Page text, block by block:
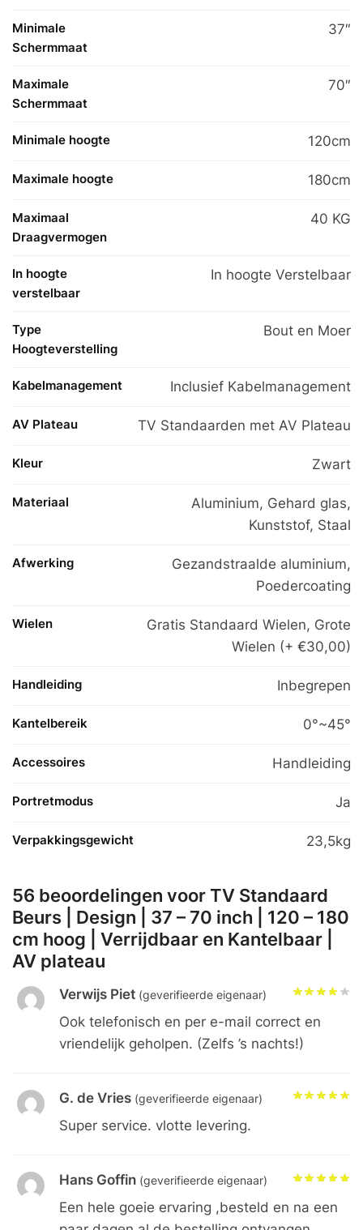
Minimale
Schermmaat
37″
Maximale
Schermmaat
70″
Minimale hoogte 120cm
Maximale hoogte 180cm
Maximaal
Draagvermogen
40 KG
In hoogte
verstelbaar
In hoogte Verstelbaar
Type
Hoogteverstelling
Bout en Moer
Kabelmanagement Inclusief Kabelmanagement
AV Plateau TV Standaarden met AV Plateau
Kleur Zwart
Materiaal Aluminium, Gehard glas,
Kunststof, Staal
Afwerking
Gezandstraalde aluminium,
Poedercoating
Wielen
Gratis Standaard Wielen, Grote
Wielen (+ €30,00)
Handleiding Inbegrepen
Kantelbereik 0°~45°
Accessoires Handleiding
Portretmodus Ja
Verpakkingsgewicht 23,5kg
56 beoordelingen voorTV Standaard
Beurs | Design | 37 – 70 inch | 120 – 180
cm hoog | Verrijdbaar en Kantelbaar |
AV plateau
Verwijs Piet (geverifieerde eigenaar)
Ook telefonisch en per e-mail correct en
vriendelijk geholpen. (Zelfs ’s nachts!)
G. de Vries (geverifieerde eigenaar)
Super service. vlotte levering.
Hans Goffin (geverifieerde eigenaar)
Een hele goeie ervaring ,besteld en na een